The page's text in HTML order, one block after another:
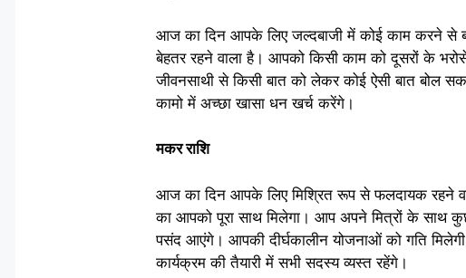
आज का दिन आपके लिए जल्दबाजी में कोई काम करने
बेहतर रहने वाला है। आपको किसी काम को दूसरों के
जीवनसाथी से किसी बात को लेकर कोई ऐसी बात बोल
कामो में अच्छा खासा धन खर्च करेंगे।
मकर राशि
आज का दिन आपके लिए मिश्रित रूप से फलदायक रहने
का आपको पूरा साथ मिलेगा। आप अपने मित्रों के
पसंद आएंगे। आपकी दीर्घकालीन योजनाओं को गति
कार्यक्रम की तैयारी में सभी सदस्य व्यस्त रहेंगे।